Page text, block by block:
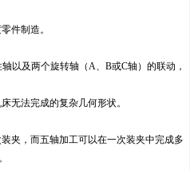
件制造。
以及两个旋转轴（A、B或C轴）的联动，
无法完成的复杂几何形状。
夹，而五轴加工可以在一次装夹中完成多